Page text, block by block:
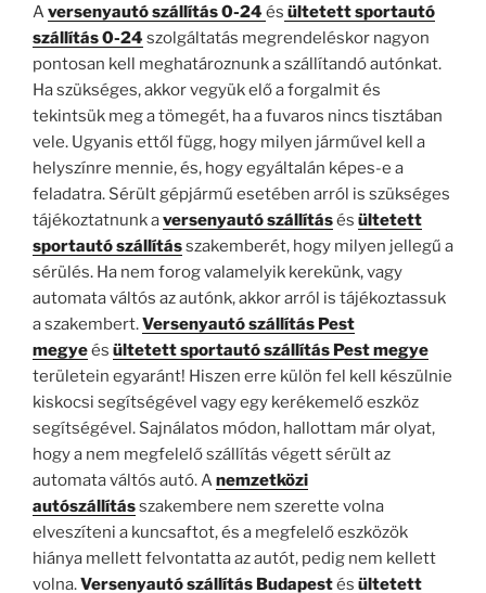
A versenyautó szállítás 0-24 és ültetett sportautó
szállítás 0-24 szolgáltatás megrendeléskor nagyon
pontosan kell meghatároznunk a szállítandó autónkat.
Ha szükséges, akkor vegyük elő a forgalmit és
tekintsük meg a tömegét, ha a fuvaros nincs tisztában
vele. Ugyanis ettől függ, hogy milyen járművel kell a
helyszínre mennie, és, hogy egyáltalán képes-e a
feladatra. Sérült gépjármű esetében arról is szükséges
tájékoztatnunk aversenyautó szállításés ültetett
sportautó szállításszakemberét, hogy milyen jellegű a
sérülés. Ha nem forog valamelyik kerekünk, vagy
automata váltós az autónk, akkor arról is tájékoztassuk
a szakembert.Versenyautó szállítás Pest
megyeés ültetett sportautó szállítás Pest megye
területein egyaránt! Hiszen erre külön fel kell készülnie
kiskocsi segítségével vagy egy kerékemelő eszköz
segítségével. Sajnálatos módon, hallottam már olyat,
hogy a nem megfelelő szállítás végett sérült az
automata váltós autó. A nemzetközi
autószállításszakembere nem szerette volna
elveszíteni a kuncsaftot, és a megfelelő eszközök
hiánya mellett felvontatta az autót, pedig nem kellett
volna.Versenyautó szállítás Budapestés ültetett